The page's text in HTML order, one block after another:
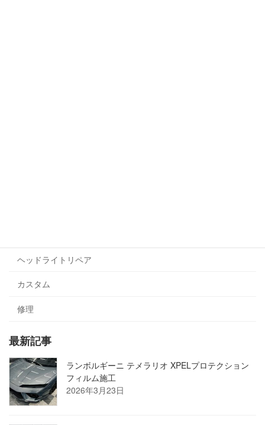
ヘッドライトリペア
カスタム
修理
最新記事
ランボルギーニ テメラリオ XPELプロテクション
フィルム施工
2026年3月23日